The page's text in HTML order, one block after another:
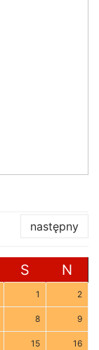
następny
S N
1 2
8 9
15 16